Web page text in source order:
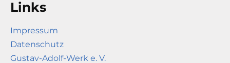
Links
Impressum
Datenschutz
Gustav-Adolf-Werk e. V.